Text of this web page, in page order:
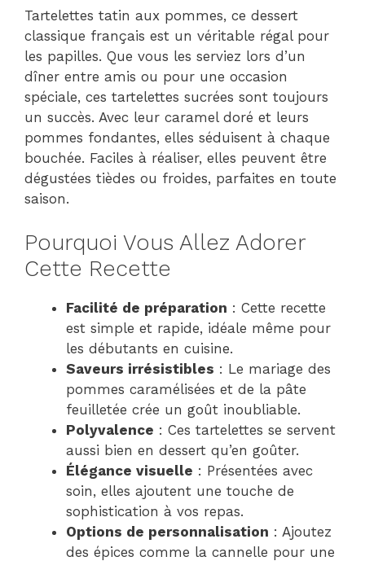
Tartelettes tatin aux pommes, ce dessert
classique français est un véritable régal pour
les papilles. Que vous les serviez lors d’un
dîner entre amis ou pour une occasion
spéciale, ces tartelettes sucrées sont toujours
un succès. Avec leur caramel doré et leurs
pommes fondantes, elles séduisent à chaque
bouchée. Faciles à réaliser, elles peuvent être
dégustées tièdes ou froides, parfaites en toute
saison.
Pourquoi Vous Allez Adorer
Cette Recette
Facilité de préparation : Cette recette
est simple et rapide, idéale même pour
les débutants en cuisine.
Saveurs irrésistibles : Le mariage des
pommes caramélisées et de la pâte
feuilletée crée un goût inoubliable.
Polyvalence : Ces tartelettes se servent
aussi bien en dessert qu’en goûter.
Élégance visuelle : Présentées avec
soin, elles ajoutent une touche de
sophistication à vos repas.
Options de personnalisation : Ajoutez
des épices comme la cannelle pour une